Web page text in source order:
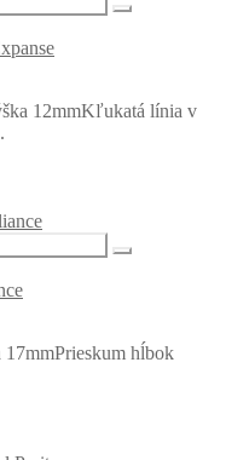
12mmKľukatá línia v
hĺbok